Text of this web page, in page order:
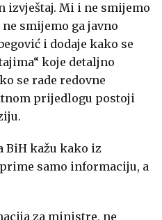
izvještaj. Mi i ne smijemo
smijemo ga javno
i dodaje kako se
koje detaljno
se rade redovne
prijedlogu postoji
BiH kažu kako iz
samo informaciju, a
za ministre, ne